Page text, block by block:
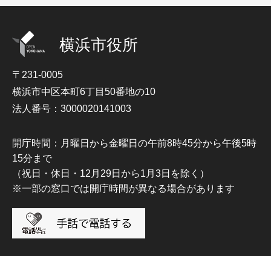
横浜市役所
〒231-0005
横浜市中区本町6丁目50番地の10
法人番号：3000020141003
開庁時間：月曜日から金曜日の午前8時45分から午後5時
15分まで
（祝日・休日・12月29日から1月3日を除く）
※一部の窓口では開庁時間が異なる場合があります